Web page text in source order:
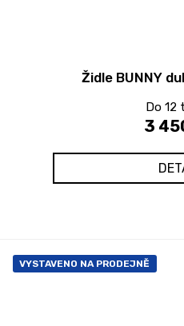
Židle BUNNY
Do 12
3
VYSTAVENO NA PRODEJNĚ